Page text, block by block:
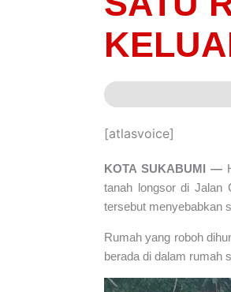
[atlasvoice]
KOTA SUKABUMI —
tanah longsor di Jalan
tersebut menyebabkan
Rumah yang roboh
berada di dalam rumah